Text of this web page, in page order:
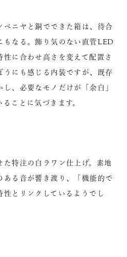
ニヤと銅でできた箱は、待合
もなる。飾り気のない直管LED
に合わせ高さを変えて配置さ
うにも感じる内装ですが、既存
、必要なモノだけが「余白」
ことに気づきます。
特注の白ラワン仕上げ。素地
る音が響き渡り、「機能的で
とリンクしているようでし